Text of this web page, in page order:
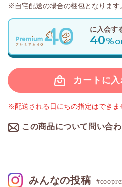
カートに
この商品について問い合
※配送される日にちの指定はできま
に入会す
40%
※自宅配送の場合の梱包となります
みんなの投稿